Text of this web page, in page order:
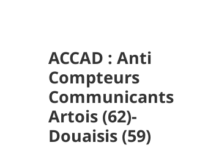
ACCAD : Anti
Compteurs
Communicants
Artois (62)-
Douaisis (59)